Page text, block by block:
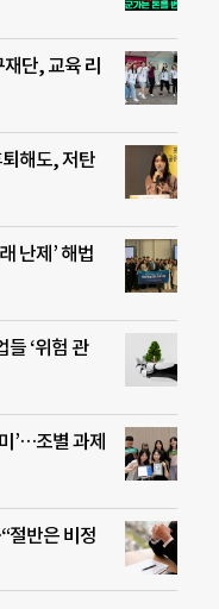
단, 교육 리
해도, 저탄
난제’ 해법
‘위험 관
’…조별 과제
절반은 비정